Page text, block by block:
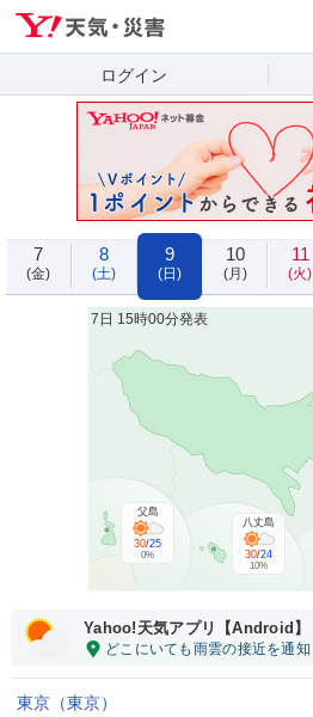
ログイン
7
(金)
8
(土)
9
(日)
10
(月)
11
(火)
八丈島
30/24
10%
父島
30/25
0%
7日 15時00分発表
Yahoo!天気アプリ【Android】
東京（東京）